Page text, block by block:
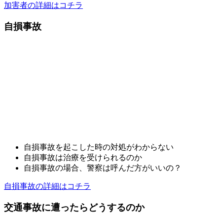
加害者の詳細はコチラ
自損事故
自損事故を起こした時の対処がわからない
自損事故は治療を受けられるのか
自損事故の場合、警察は呼んだ方がいいの？
自損事故の詳細はコチラ
交通事故に遭ったらどうするのか